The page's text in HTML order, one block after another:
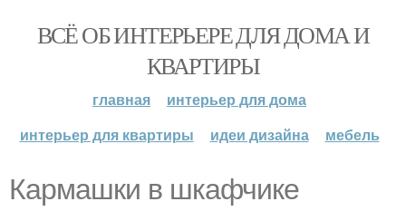
ВСЁ ОБ ИНТЕРЬЕРЕ ДЛЯ ДОМА И
КВАРТИРЫ
главная
интерьер для дома
интерьер для квартиры
идеи дизайна мебель
Кармашки в шкафчике